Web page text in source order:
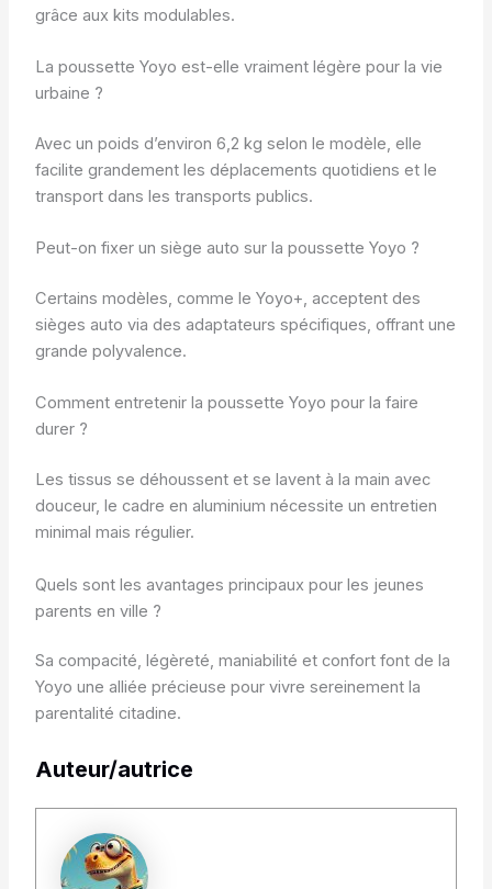
grâce aux kits modulables.
La poussette Yoyo est-elle vraiment légère pour la vie
urbaine ?
Avec un poids d’environ 6,2 kg selon le modèle, elle
facilite grandement les déplacements quotidiens et le
transport dans les transports publics.
Peut-on fixer un siège auto sur la poussette Yoyo ?
Certains modèles, comme le Yoyo+, acceptent des
sièges auto via des adaptateurs spécifiques, offrant une
grande polyvalence.
Comment entretenir la poussette Yoyo pour la faire
durer ?
Les tissus se déhoussent et se lavent à la main avec
douceur, le cadre en aluminium nécessite un entretien
minimal mais régulier.
Quels sont les avantages principaux pour les jeunes
parents en ville ?
Sa compacité, légèreté, maniabilité et confort font de la
Yoyo une alliée précieuse pour vivre sereinement la
parentalité citadine.
Auteur/autrice